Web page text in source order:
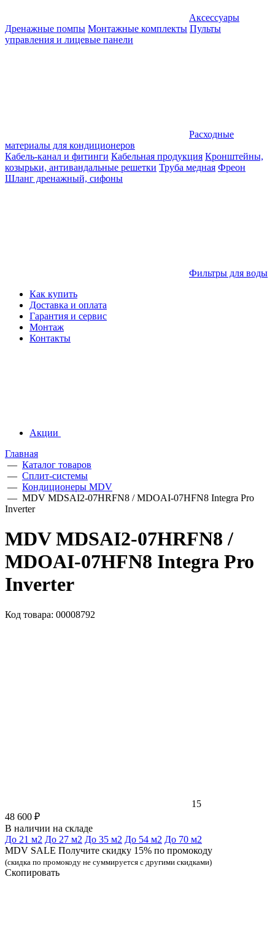
Аксессуары
Дренажные помпы Монтажные комплекты Пульты
управления и лицевые панели
Расходные
материалы для кондиционеров
Кабель-канал и фитинги Кабельная продукция Кронштейны,
козырьки, антивандальные решетки Труба медная Фреон
Шланг дренажный, сифоны
Фильтры для воды
Как купить
Доставка и оплата
Гарантия и сервис
Монтаж
Контакты
Акции
Главная
— Каталог товаров
— Сплит-системы
— Кондиционеры MDV
— MDV MDSAI2-07HRFN8 / MDOAI-07HFN8 Integra Pro
Inverter
MDV MDSAI2-07HRFN8 /
MDOAI-07HFN8 Integra Pro
Inverter
Код товара: 00008792
15
48 600 ₽
В наличии на складе
До 21 м2 До 27 м2 До 35 м2 До 54 м2 До 70 м2
MDV SALE Получите скидку 15% по промокоду
(скидка по промокоду не суммируется с другими скидками)
Скопировать